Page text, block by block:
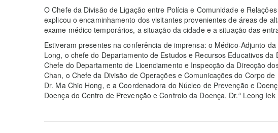
O Chefe da Divisão de Ligação entre Polícia e Comunidade e
explicou o encaminhamento dos visitantes provenientes de áreas de
exame médico temporários, a situação da cidade e a situação das
Estiveram presentes na conferência de imprensa: o Médico-Adjunto
Long, o chefe do Departamento de Estudos e Recursos Educativos da
Chefe do Departamento de Licenciamento e Inspecção da Direcção
Chan, o Chefe da Divisão de Operações e Comunicações do Corpo
Dr. Ma Chio Hong, e a Coordenadora do Núcleo de Prevenção e
Doença do Centro de Prevenção e Controlo da Doença, Dr.ª Leong Iek